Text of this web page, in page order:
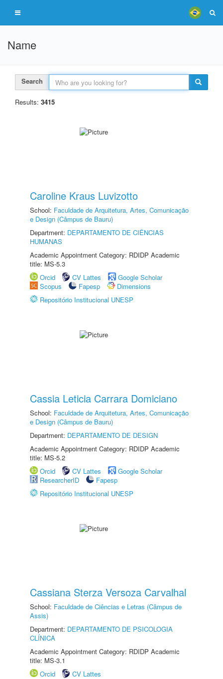
Name
Search
Results: 3415
Caroline Kraus Luvizotto
School: Faculdade de Arquitetura, Artes, Comunicação
e Design (Câmpus de Bauru)
Department: DEPARTAMENTO DE CIÊNCIAS
HUMANAS
Academic Appointment Category: RDIDP Academic
title: MS-5.3
Orcid
CV Lattes
Google Scholar
Scopus
Fapesp
Dimensions
Repositório Institucional UNESP
Cassia Leticia Carrara Domiciano
School: Faculdade de Arquitetura, Artes, Comunicação
e Design (Câmpus de Bauru)
Department: DEPARTAMENTO DE DESIGN
Academic Appointment Category: RDIDP Academic
title: MS-5.2
Orcid
CV Lattes
Google Scholar
ResearcherID
Fapesp
Repositório Institucional UNESP
Cassiana Sterza Versoza Carvalhal
School: Faculdade de Ciências e Letras (Câmpus de
Assis)
Department: DEPARTAMENTO DE PSICOLOGIA
CLÍNICA
Academic Appointment Category: RDIDP Academic
title: MS-3.1
Orcid
CV Lattes